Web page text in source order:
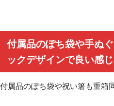
付属品のぽち袋や手ぬ
ックデザインで良い感じ
付属品のぽち袋や祝い箸も重箱